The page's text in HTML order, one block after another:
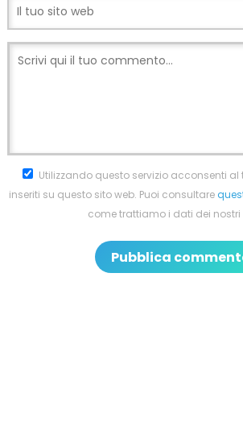
Utilizzando questo servizio acconsenti
inseriti su questo sito web. Puoi consultare
come trattiamo i dati dei nostri